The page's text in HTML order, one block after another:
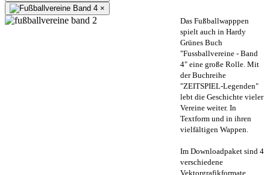
×
Das Fußballwapppen
spielt auch in Hardy
Grünes Buch
"Fussballvereine - Band
4" eine große Rolle. Mit
der Buchreihe
"ZEITSPIEL-Legenden"
lebt die Geschichte vieler
Vereine weiter. In
Textform und in ihren
vielfältigen Wappen.
Im Downloadpaket sind 4
verschiedene
Vektorgrafikformate